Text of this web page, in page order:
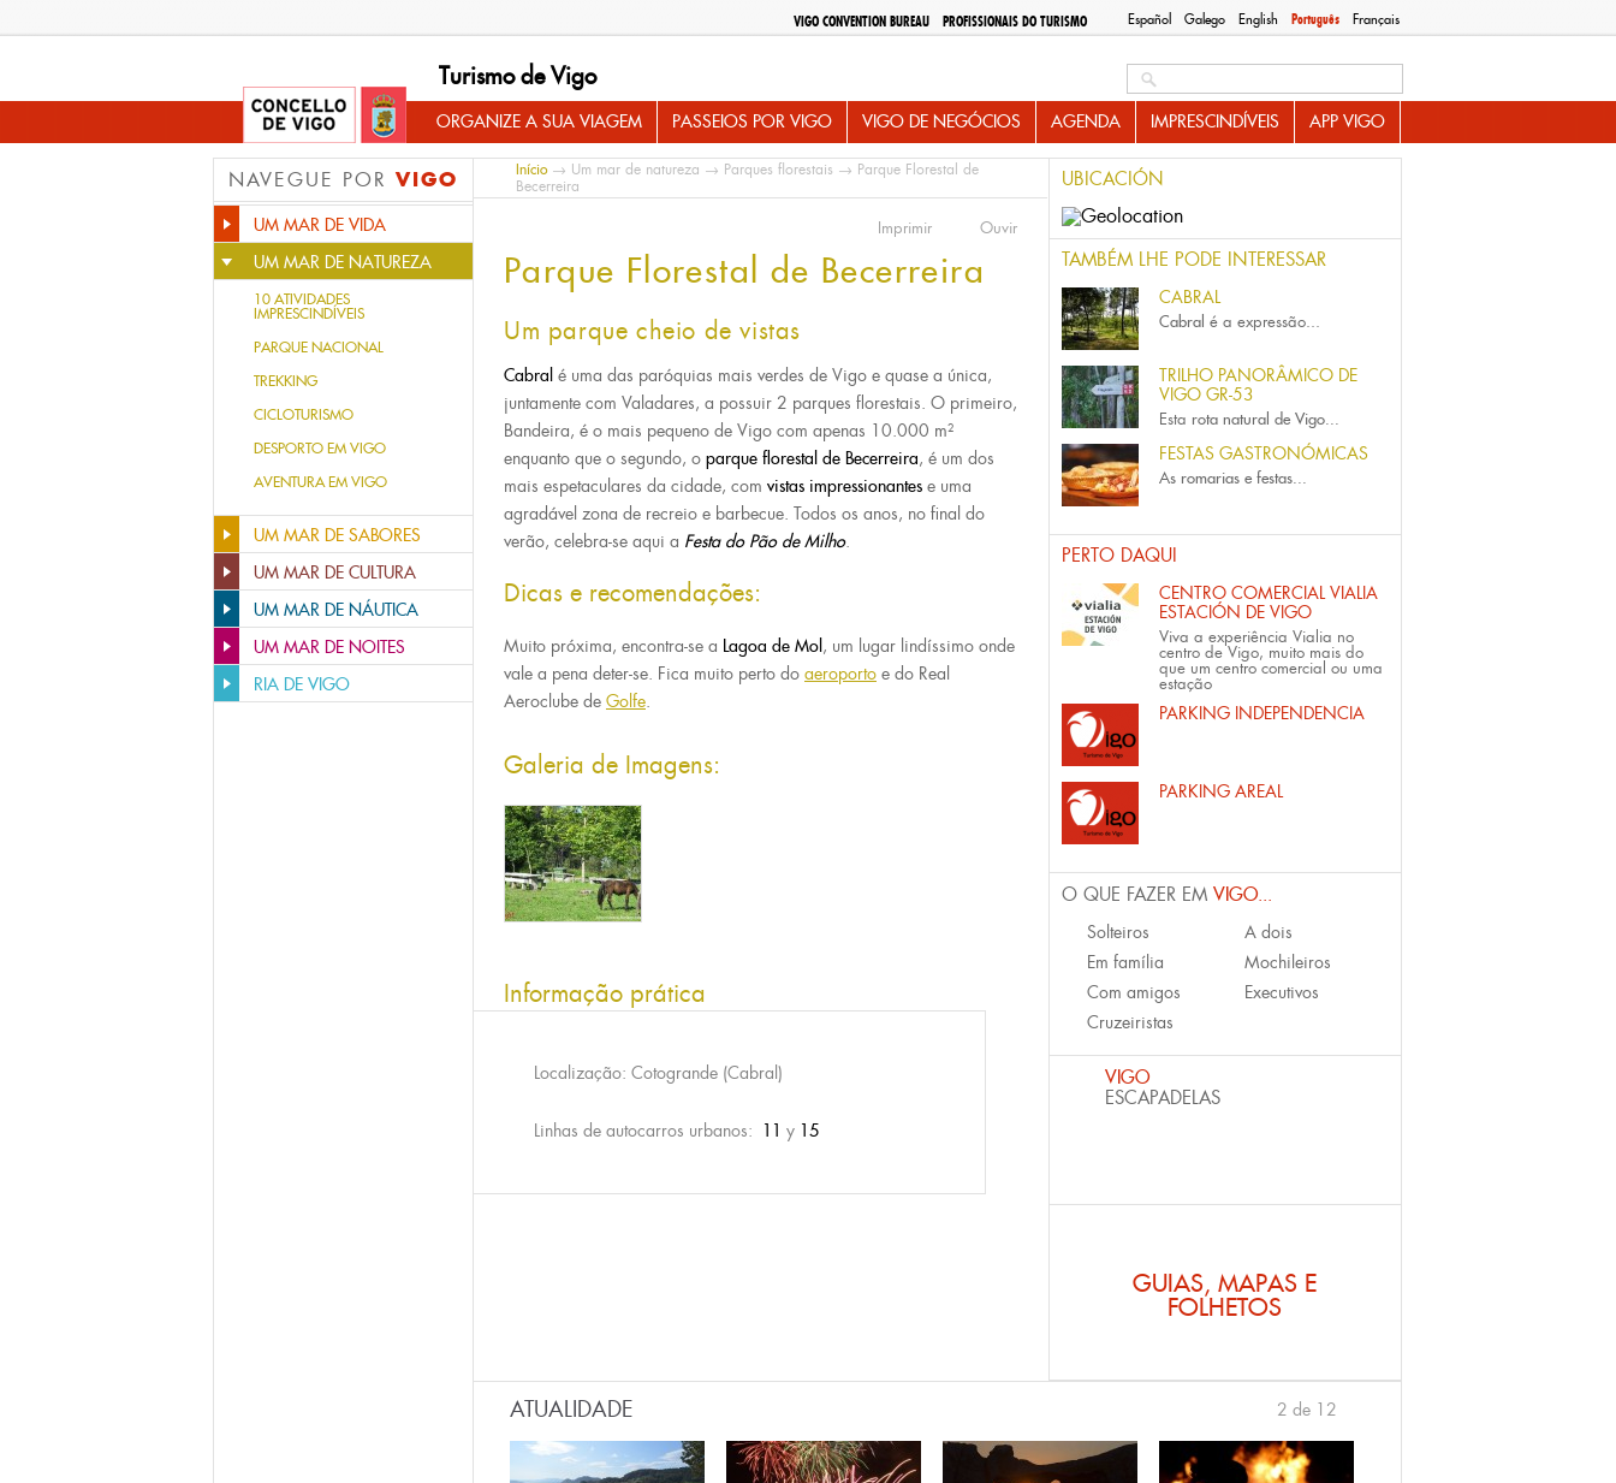
Español Galego English Português Français
VIGO CONVENTION BUREAU PROFISSIONAIS DO TURISMO
Turismo de Vigo
ORGANIZE A SUA VIAGEM PASSEIOS POR VIGO VIGO DE NEGÓCIOS AGENDA IMPRESCINDÍVEIS APP VIGO
NAVEGUE POR VIGO
UM MAR DE VIDA
UM MAR DE NATUREZA
10 ATIVIDADES
IMPRESCINDÍVEIS
PARQUE NACIONAL
TREKKING
CICLOTURISMO
DESPORTO EM VIGO
AVENTURA EM VIGO
UM MAR DE SABORES
UM MAR DE CULTURA
UM MAR DE NÁUTICA
UM MAR DE NOITES
RIA DE VIGO
Início→ Um mar de natureza → Parques florestais → Parque Florestal de
Becerreira
Imprimir Ouvir
Parque Florestal de Becerreira
Um parque cheio de vistas
Cabral é uma das paróquias mais verdes de Vigo e quase a única,
juntamente com Valadares, a possuir 2 parques florestais. O primeiro,
Bandeira, é o mais pequeno de Vigo com apenas 10.000 m²
enquanto que o segundo, o parque florestal de Becerreira, é um dos
mais espetaculares da cidade, com vistas impressionantes e uma
agradável zona de recreio e barbecue. Todos os anos, no final do
verão, celebra-se aqui a Festa do Pão de Milho.
Dicas e recomendações:
Muito próxima, encontra-se a Lagoa de Mol , um lugar lindíssimo onde
vale a pena deter-se. Fica muito perto do aeroporto e do Real
Aeroclube de Golfe.
Galeria de Imagens:
Informação prática
Localização: Cotogrande (Cabral)
Linhas de autocarros urbanos: 11 y 15
UBICACIÓN
TAMBÉM LHE PODE INTERESSAR
CABRAL
Cabral é a expressão...
TRILHO PANORÂMICO DE
VIGO GR-53
Esta rota natural de Vigo...
FESTAS GASTRONÓMICAS
As romarias e festas...
PERTO DAQUI
CENTRO COMERCIAL VIALIA
ESTACIÓN DE VIGO
Viva a experiência Vialia no
centro de Vigo, muito mais do
que um centro comercial ou uma
estação
PARKING INDEPENDENCIA
PARKING AREAL
O QUE FAZER EM VIGO...
Solteiros
A dois
Em família
Mochileiros
Com amigos
Executivos
Cruzeiristas
VIGO
ESCAPADELAS
GUIAS, MAPAS E
FOLHETOS
ATUALIDADE 2 de 12